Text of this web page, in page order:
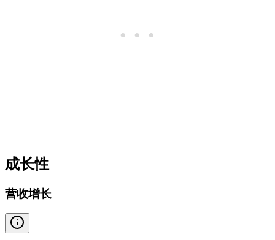
成长性
营收增长